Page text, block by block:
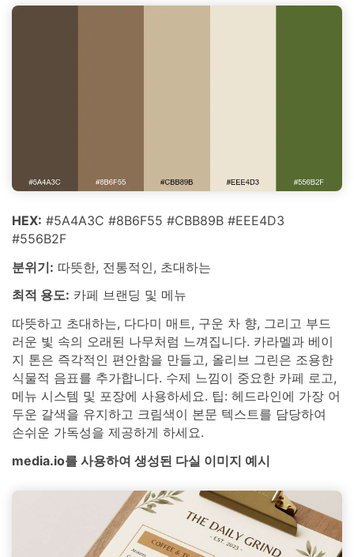
HEX: #5A4A3C #8B6F55 #CBB89B #EEE4D3
#556B2F
분위기: 따뜻한, 전통적인, 초대하는
최적 용도: 카페 브랜딩 및 메뉴
따뜻하고 초대하는, 다다미 매트, 구운 차 향, 그리고 부드
러운 빛 속의 오래된 나무처럼 느껴집니다. 카라멜과 베이
지 톤은 즉각적인 편안함을 만들고, 올리브 그린은 조용한
식물적 음표를 추가합니다. 수제 느낌이 중요한 카페 로고,
메뉴 시스템 및 포장에 사용하세요. 팁: 헤드라인에 가장 어
두운 갈색을 유지하고 크림색이 본문 텍스트를 담당하여
손쉬운 가독성을 제공하게 하세요.
media.io를 사용하여 생성된 다실 이미지 예시